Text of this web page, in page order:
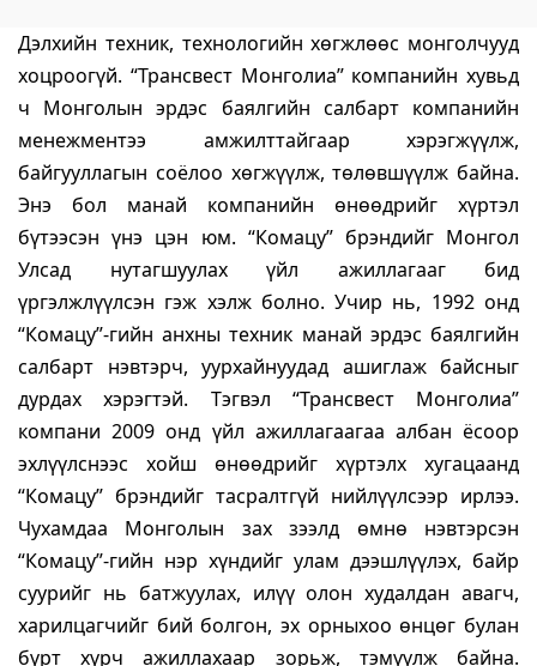
Дэлхийн техник, технологийн хөгжлөөс монголчууд
хоцроогүй. “Трансвест Монголиа” компанийн хувьд
ч Монголын эрдэс баялгийн салбарт компанийн
менежментээ амжилттайгаар хэрэгжүүлж,
байгууллагын соёлоо хөгжүүлж, төлөвшүүлж байна.
Энэ бол манай компанийн өнөөдрийг хүртэл
бүтээсэн үнэ цэн юм. “Комацу” брэндийг Монгол
Улсад нутагшуулах үйл ажиллагааг бид
үргэлжлүүлсэн гэж хэлж болно. Учир нь, 1992 онд
“Комацу”-гийн анхны техник манай эрдэс баялгийн
салбарт нэвтэрч, уурхайнуудад ашиглаж байсныг
дурдах хэрэгтэй. Тэгвэл “Трансвест Монголиа”
компани 2009 онд үйл ажиллагаагаа албан ёсоор
эхлүүлснээс хойш өнөөдрийг хүртэлх хугацаанд
“Комацу” брэндийг тасралтгүй нийлүүлсээр ирлээ.
Чухамдаа Монголын зах зээлд өмнө нэвтэрсэн
“Комацу”-гийн нэр хүндийг улам дээшлүүлэх, байр
суурийг нь батжуулах, илүү олон худалдан авагч,
харилцагчийг бий болгон, эх орныхоо өнцөг булан
бүрт хүрч ажиллахаар зорьж, тэмүүлж байна.